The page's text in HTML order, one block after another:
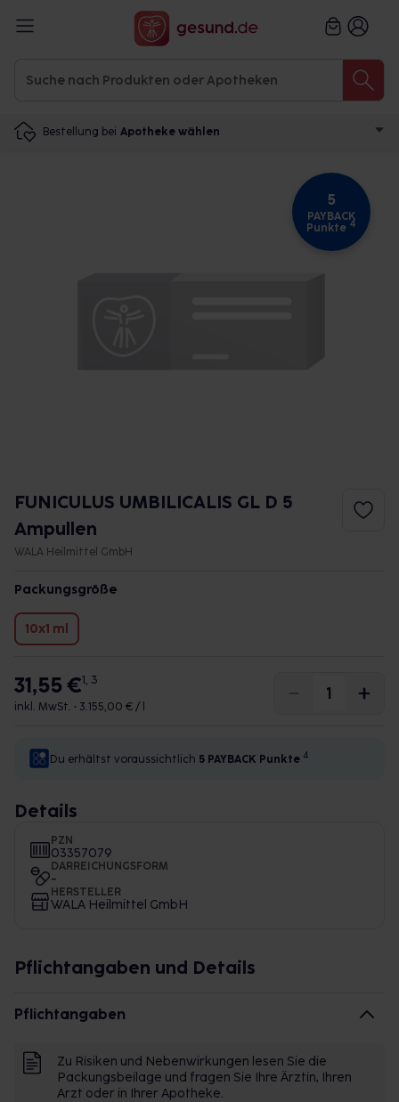
Bestellung bei Apotheke wählen
5
PAYBACK
Punkte 4
FUNICULUS UMBILICALIS GL D 5
Ampullen
WALA Heilmittel GmbH
Packungsgröße
10x1 ml
31,55 €1, 3
inkl. MwSt. • 3.155,00 € / l
Du erhältst voraussichtlich 5 PAYBACK Punkte 4
Details
PZN
03357079
DARREICHUNGSFORM
-
HERSTELLER
WALA Heilmittel GmbH
Pflichtangaben und Details
Pflichtangaben
Zu Risiken und Nebenwirkungen lesen Sie die
Packungsbeilage und fragen Sie Ihre Ärztin, Ihren
Arzt oder in Ihrer Apotheke.